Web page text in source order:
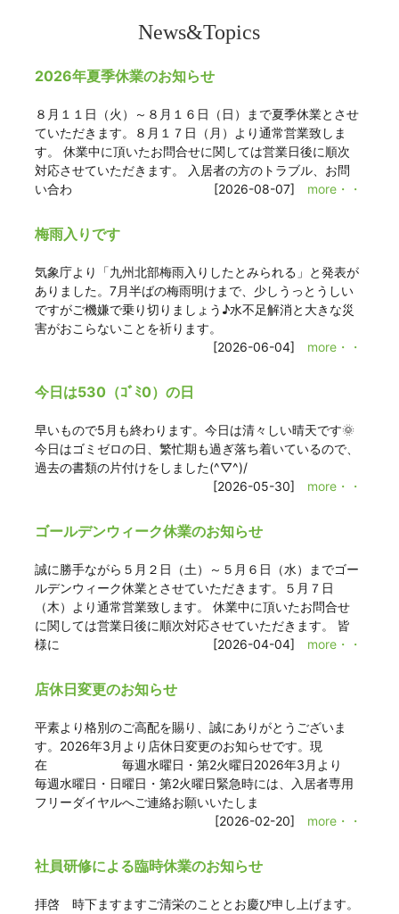
News&Topics
2026年夏季休業のお知らせ
８月１１日（火）～８月１６日（日）まで夏季休業とさせ
ていただきます。８月１７日（月）より通常営業致しま
す。 休業中に頂いたお問合せに関しては営業日後に順次
対応させていただきます。 入居者の方のトラブル、お問
い合わ
[2026-08-07] more・・
梅雨入りです
気象庁より「九州北部梅雨入りしたとみられる」と発表が
ありました。7月半ばの梅雨明けまで、少しうっとうしい
ですがご機嫌で乗り切りましょう♪水不足解消と大きな災
害がおこらないことを祈ります。
[2026-06-04] more・・
今日は530（ｺﾞﾐ0）の日
早いもので5月も終わります。今日は清々しい晴天です🌞
今日はゴミゼロの日、繁忙期も過ぎ落ち着いているので、
過去の書類の片付けをしました(^▽^)/
[2026-05-30] more・・
ゴールデンウィーク休業のお知らせ
誠に勝手ながら５月２日（土）～５月６日（水）までゴー
ルデンウィーク休業とさせていただきます。５月７日
（木）より通常営業致します。 休業中に頂いたお問合せ
に関しては営業日後に順次対応させていただきます。 皆
様に
[2026-04-04] more・・
店休日変更のお知らせ
平素より格別のご高配を賜り、誠にありがとうございま
す。2026年3月より店休日変更のお知らせです。現
在 毎週水曜日・第2火曜日2026年3月より
毎週水曜日・日曜日・第2火曜日緊急時には、入居者専用
フリーダイヤルへご連絡お願いいたしま
[2026-02-20] more・・
社員研修による臨時休業のお知らせ
拝啓 時下ますますご清栄のこととお慶び申し上げます。